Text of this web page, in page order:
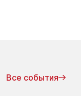
Все события